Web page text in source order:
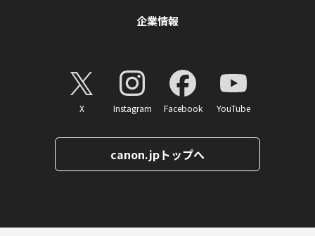
企業情報
X Instagram Facebook YouTube
canon.jpトップへ